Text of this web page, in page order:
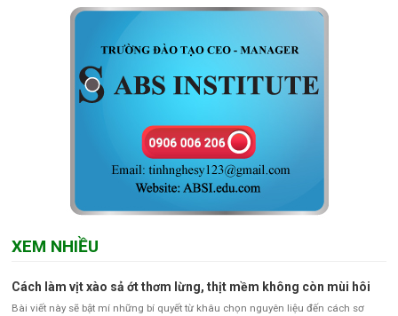
XEM NHIỀU
Cách làm vịt xào sả ớt thơm lừng, thịt mềm không còn mùi hôi
Bài viết này sẽ bật mí những bí quyết từ khâu chọn nguyên liệu đến cách sơ